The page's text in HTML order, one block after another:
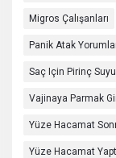
Migros Çalışanları
Panik Atak
Saç Için Pirinç
Vajinaya Parmak
Yüze Hacamat
Yüze Hacamat